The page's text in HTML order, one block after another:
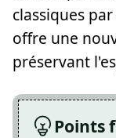
classiques
offre une
préservant
Points